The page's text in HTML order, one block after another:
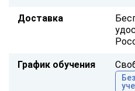
Доставка
График обучения